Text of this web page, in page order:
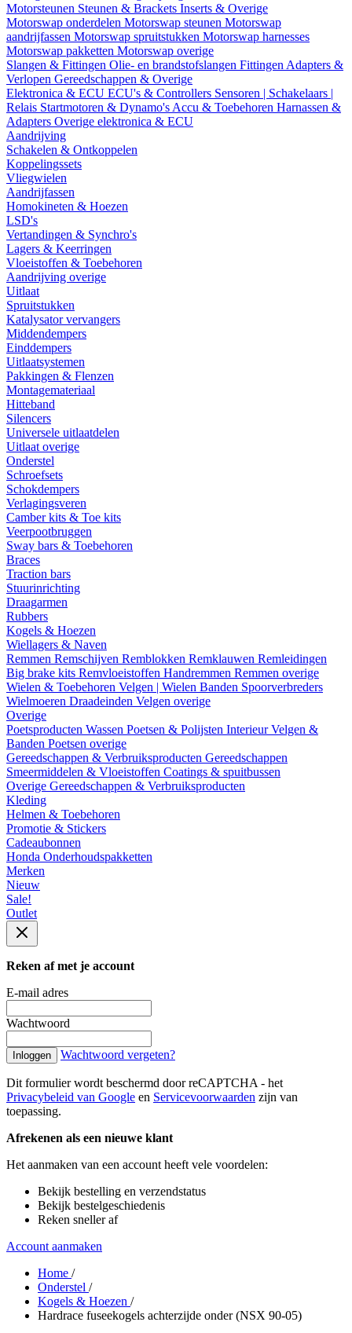
Motorsteunen Steunen & Brackets Inserts & Overige
Motorswap onderdelen Motorswap steunen Motorswap
aandrijfassen Motorswap spruitstukken Motorswap harnesses
Motorswap pakketten Motorswap overige
Slangen & Fittingen Olie- en brandstofslangen Fittingen Adapters &
Verlopen Gereedschappen & Overige
Elektronica & ECU ECU's & Controllers Sensoren | Schakelaars |
Relais Startmotoren & Dynamo's Accu & Toebehoren Harnassen &
Adapters Overige elektronica & ECU
Aandrijving
Schakelen & Ontkoppelen
Koppelingssets
Vliegwielen
Aandrijfassen
Homokineten & Hoezen
LSD's
Vertandingen & Synchro's
Lagers & Keerringen
Vloeistoffen & Toebehoren
Aandrijving overige
Uitlaat
Spruitstukken
Katalysator vervangers
Middendempers
Einddempers
Uitlaatsystemen
Pakkingen & Flenzen
Montagemateriaal
Hitteband
Silencers
Universele uitlaatdelen
Uitlaat overige
Onderstel
Schroefsets
Schokdempers
Verlagingsveren
Camber kits & Toe kits
Veerpootbruggen
Sway bars & Toebehoren
Braces
Traction bars
Stuurinrichting
Draagarmen
Rubbers
Kogels & Hoezen
Wiellagers & Naven
Remmen Remschijven Remblokken Remklauwen Remleidingen
Big brake kits Remvloeistoffen Handremmen Remmen overige
Wielen & Toebehoren Velgen | Wielen Banden Spoorverbreders
Wielmoeren Draadeinden Velgen overige
Overige
Poetsproducten Wassen Poetsen & Polijsten InterieurVelgen &
Banden Poetsen overige
Gereedschappen & Verbruiksproducten Gereedschappen
Smeermiddelen & Vloeistoffen Coatings & spuitbussen
Overige Gereedschappen & Verbruiksproducten
Kleding
Helmen & Toebehoren
Promotie & Stickers
Cadeaubonnen
Honda Onderhoudspakketten
Merken
Nieuw
Sale!
Outlet
Reken af met je account
E-mail adres
Wachtwoord
Inloggen Wachtwoord vergeten?
Dit formulier wordt beschermd door reCAPTCHA - het
Privacybeleid van Google en Servicevoorwaarden zijn van
toepassing.
Afrekenen als een nieuwe klant
Het aanmaken van een account heeft vele voordelen:
Bekijk bestelling en verzendstatus
Bekijk bestelgeschiedenis
Reken sneller af
Account aanmaken
Home /
Onderstel /
Kogels & Hoezen /
Hardrace fuseekogels achterzijde onder (NSX 90-05)